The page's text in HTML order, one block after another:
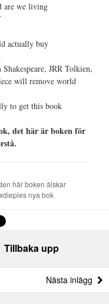
are we living
actually buy
JRR Tolkien,
will remove world
to get this book
det här är boken för
här boken älskar
nya bok
Tillbaka upp
Nästa inlägg